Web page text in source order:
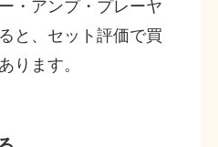
・アンプ・プレーヤ
と、セット評価で買
ります。